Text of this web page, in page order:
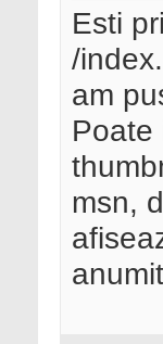
Esti
/
am
Poate
msn,